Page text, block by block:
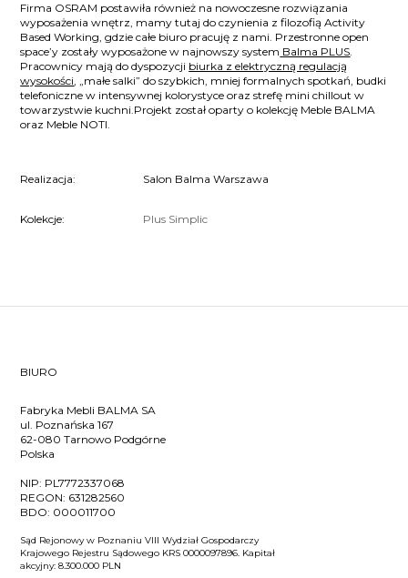
Firma OSRAM postawiła również na nowoczesne rozwiązania
wyposażenia wnętrz, mamy tutaj do czynienia z filozofią Activity
Based Working, gdzie całe biuro pracuję z nami. Przestronne open
space’y zostały wyposażone w najnowszy system Balma PLUS.
Pracownicy mają do dyspozycji biurka z elektryczną regulacją
wysokości, „małe salki” do szybkich, mniej formalnych spotkań, budki
telefoniczne w intensywnej kolorystyce oraz strefę mini chillout w
towarzystwie kuchni.Projekt został oparty o kolekcję Meble BALMA
oraz Meble NOTI.
Realizacja: Salon Balma Warszawa
Kolekcje: Plus Simplic
BIURO
Fabryka Mebli BALMA SA
ul. Poznańska 167
62-080 Tarnowo Podgórne
Polska
NIP: PL7772337068
REGON: 631282560
BDO: 000011700
Sąd Rejonowy w Poznaniu VIII Wydział Gospodarczy
Krajowego Rejestru Sądowego KRS 0000097896. Kapitał
akcyjny: 8.300.000 PLN